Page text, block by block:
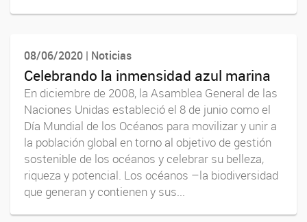
08/06/2020 | Noticias
Celebrando la inmensidad azul marina
En diciembre de 2008, la Asamblea General de las
Naciones Unidas estableció el 8 de junio como el
Día Mundial de los Océanos para movilizar y unir a
la población global en torno al objetivo de gestión
sostenible de los océanos y celebrar su belleza,
riqueza y potencial. Los océanos –la biodiversidad
que generan y contienen y sus...